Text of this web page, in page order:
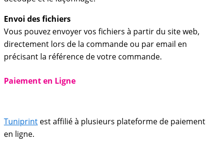
Envoi des fichiers
Vous pouvez envoyer vos fichiers à partir du site web,
directement lors de la commande ou par email en
précisant la référence de votre commande.
Paiement en Ligne
Tuniprint est affilié à plusieurs plateforme de paiement
en ligne.